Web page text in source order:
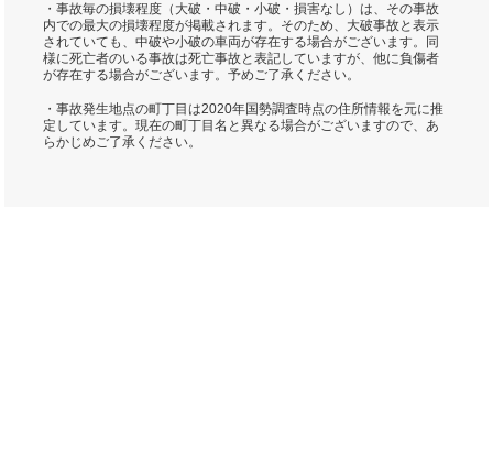
・事故毎の損壊程度（大破・中破・小破・損害なし）は、その事故
内での最大の損壊程度が掲載されます。そのため、大破事故と表示
されていても、中破や小破の車両が存在する場合がございます。同
様に死亡者のいる事故は死亡事故と表記していますが、他に負傷者
が存在する場合がございます。予めご了承ください。
・事故発生地点の町丁目は2020年国勢調査時点の住所情報を元に推
定しています。現在の町丁目名と異なる場合がございますので、あ
らかじめご了承ください。